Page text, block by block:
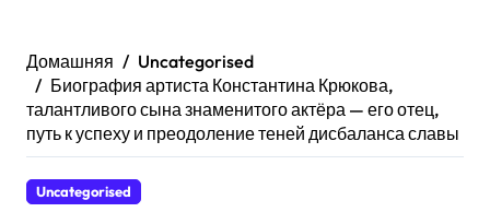
Домашняя
Uncategorised
Биография артиста Константина Крюкова,
талантливого сына знаменитого актёра — его отец,
путь к успеху и преодоление теней дисбаланса славы
Uncategorised